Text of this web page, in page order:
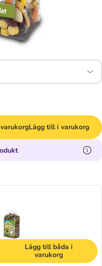
Lägg till i varukorg
Lägg till båda i
varukorg